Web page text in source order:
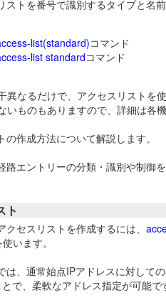
ストを番号で識別するタイプと名
list(standard)コマンド
list standardコマンド
異なるだけで、アクセスリスト
いものもありますので、詳細は
作成方法について解説します。
路エントリーの分類・識別や制御
ト
セスリストを作成するには、
います。
は、通常始点IPアドレスに対して
で、柔軟なアドレス指定が可能